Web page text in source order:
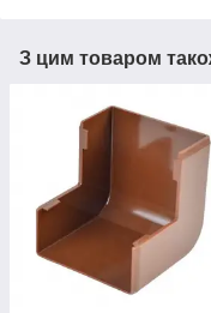
З цим товаром